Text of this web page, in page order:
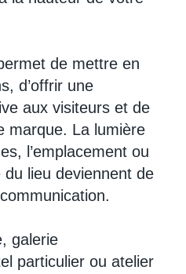
de mettre en
d’offrir une
aux visiteurs et de
marque. La lumière
l’emplacement ou
lieu deviennent de
galerie
particulier ou atelier